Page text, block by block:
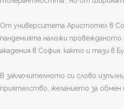
От университета Аристотел в
пандемията наложи провежданото
академия в София, както и тази в
В заключителното си слово
приятелство, желанието за обмен